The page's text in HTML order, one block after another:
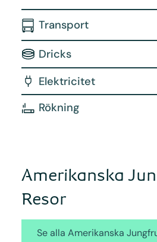
Transport
Dricks
Elektricitet
Rökning
Amerikanska
Resor
Se alla Amerikanska